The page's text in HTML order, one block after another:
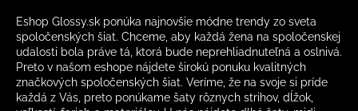
Eshop Glossy.sk ponúka najnovšie módne trendy zo sveta
spoločenských šiat. Chceme, aby každá žena na spoločenskej
udalosti bola práve tá, ktorá bude neprehliadnuteľná a oslnivá.
Preto v našom eshope nájdete širokú ponuku kvalitných
značkových spoločenských šiat. Veríme, že na svoje si príde
každá z Vás, preto ponúkame šaty rôznych strihov, dĺžok,